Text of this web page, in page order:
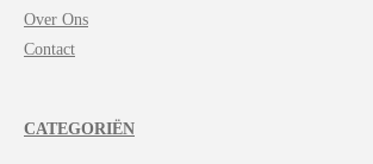
Over Ons
Contact
CATEGORIËN